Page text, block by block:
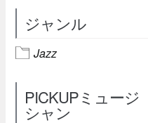
ジャンル
Jazz
PICKUPミュージ
シャン